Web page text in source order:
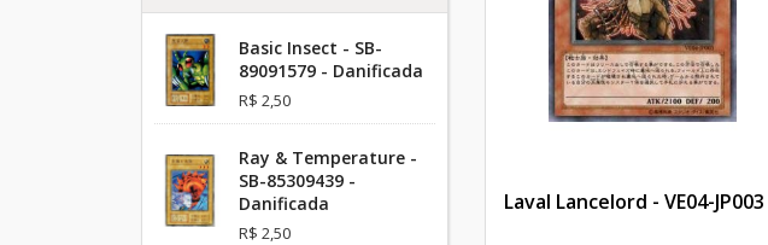
Basic Insect - SB-
89091579 - Danificada
R$ 2,50
Ray & Temperature -
SB-85309439 -
Danificada
R$ 2,50
Laval Lancelord - VE04-JP003